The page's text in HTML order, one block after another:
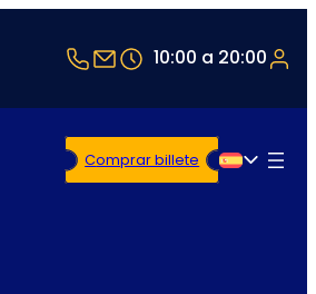
+43 1 5321514
office@timetravel-
10:00 a 20:00
Español
Comprar billete